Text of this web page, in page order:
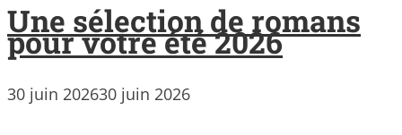
Une sélection de romans
pour votre été 2026
30 juin 202630 juin 2026